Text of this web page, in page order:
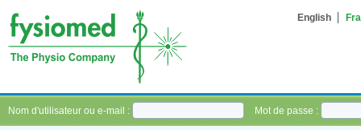
English
Nom d'utilisateur ou e-mail : Mot de passe :